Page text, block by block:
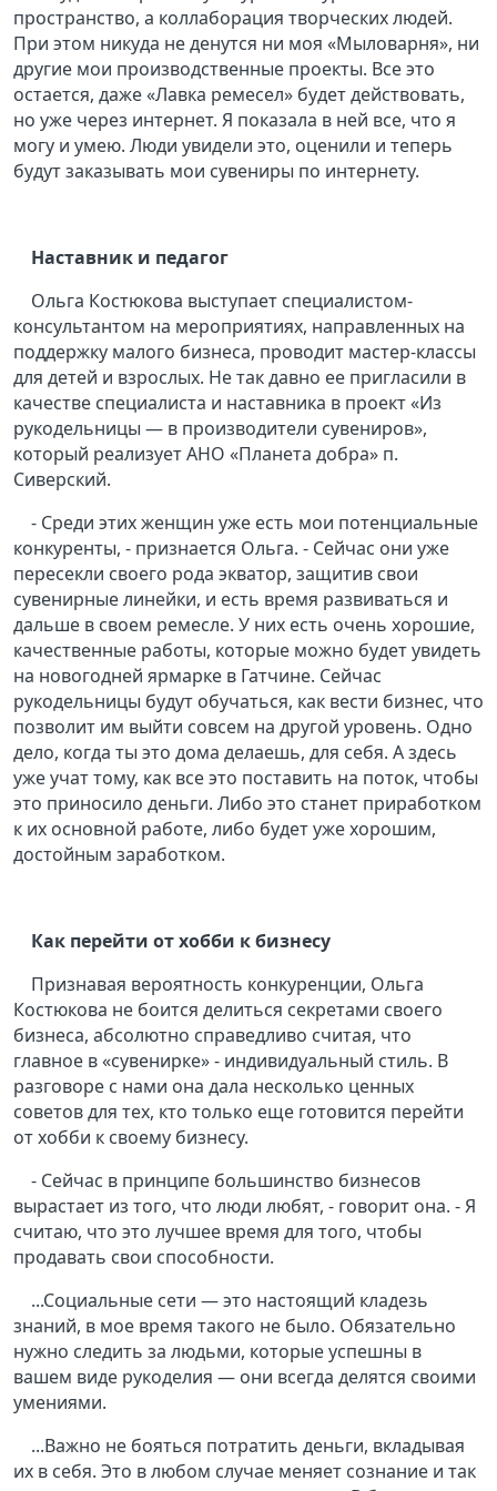
пространство, а коллаборация творческих людей.
При этом никуда не денутся ни моя «Мыловарня», ни
другие мои производственные проекты. Все это
остается, даже «Лавка ремесел» будет действовать,
но уже через интернет. Я показала в ней все, что я
могу и умею. Люди увидели это, оценили и теперь
будут заказывать мои сувениры по интернету.
Наставник и педагог
Ольга Костюкова выступает специалистом-
консультантом на мероприятиях, направленных на
поддержку малого бизнеса, проводит мастер-классы
для детей и взрослых. Не так давно ее пригласили в
качестве специалиста и наставника в проект «Из
рукодельницы — в производители сувениров»,
который реализует АНО «Планета добра» п.
Сиверский.
- Среди этих женщин уже есть мои потенциальные
конкуренты, - признается Ольга. - Сейчас они уже
пересекли своего рода экватор, защитив свои
сувенирные линейки, и есть время развиваться и
дальше в своем ремесле. У них есть очень хорошие,
качественные работы, которые можно будет увидеть
на новогодней ярмарке в Гатчине. Сейчас
рукодельницы будут обучаться, как вести бизнес, что
позволит им выйти совсем на другой уровень. Одно
дело, когда ты это дома делаешь, для себя. А здесь
уже учат тому, как все это поставить на поток, чтобы
это приносило деньги. Либо это станет приработком
к их основной работе, либо будет уже хорошим,
достойным заработком.
Как перейти от хобби к бизнесу
Признавая вероятность конкуренции, Ольга
Костюкова не боится делиться секретами своего
бизнеса, абсолютно справедливо считая, что
главное в «сувенирке» - индивидуальный стиль. В
разговоре с нами она дала несколько ценных
советов для тех, кто только еще готовится перейти
от хобби к своему бизнесу.
- Сейчас в принципе большинство бизнесов
вырастает из того, что люди любят, - говорит она. - Я
считаю, что это лучшее время для того, чтобы
продавать свои способности.
...Социальные сети — это настоящий кладезь
знаний, в мое время такого не было. Обязательно
нужно следить за людьми, которые успешны в
вашем виде рукоделия — они всегда делятся своими
умениями.
...Важно не бояться потратить деньги, вкладывая
их в себя. Это в любом случае меняет сознание и так